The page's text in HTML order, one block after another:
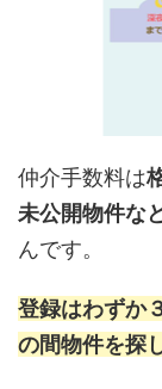
仲介手数料は
未公開物件な
んです。
登録はわずか
の間物件を探